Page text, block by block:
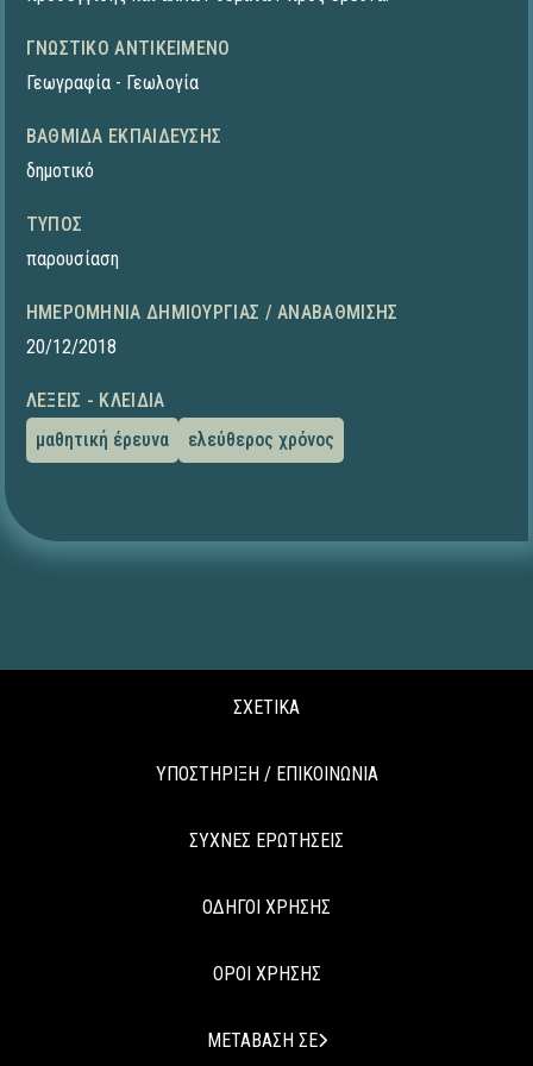
ΓΝΩΣΤΙΚΌ ΑΝΤΙΚΕΊΜΕΝΟ
Γεωγραφία - Γεωλογία
ΒΑΘΜΊΔΑ ΕΚΠΑΊΔΕΥΣΗΣ
δημοτικό
ΤΎΠΟΣ
παρουσίαση
ΗΜΕΡΟΜΗΝΊΑ ΔΗΜΙΟΥΡΓΊΑΣ / ΑΝΑΒΆΘΜΙΣΗΣ
20/12/2018
ΛΈΞΕΙΣ - ΚΛΕΙΔΙΆ
μαθητική έρευνα
ελεύθερος χρόνος
ΣΧΕΤΙΚΑ
ΥΠΟΣΤΗΡΙΞΗ / ΕΠΙΚΟΙΝΩΝΙΑ
ΣΥΧΝΕΣ ΕΡΩΤΗΣΕΙΣ
ΟΔΗΓΟΙ ΧΡΗΣΗΣ
ΟΡΟΙ ΧΡΗΣΗΣ
ΜΕΤΑΒΑΣΗ ΣΕ